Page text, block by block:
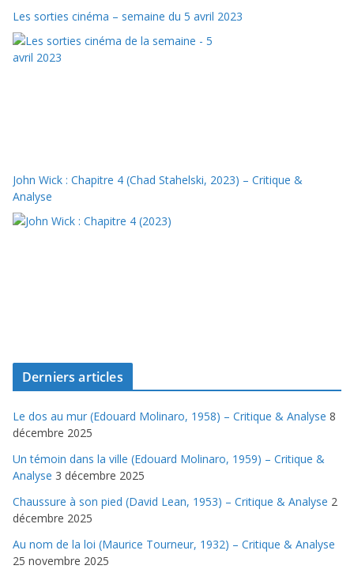
Les sorties cinéma – semaine du 5 avril 2023
John Wick : Chapitre 4 (Chad Stahelski, 2023) – Critique &
Analyse
Derniers articles
Le dos au mur (Edouard Molinaro, 1958) – Critique & Analyse 8
décembre 2025
Un témoin dans la ville (Edouard Molinaro, 1959) – Critique &
Analyse 3 décembre 2025
Chaussure à son pied (David Lean, 1953) – Critique & Analyse 2
décembre 2025
Au nom de la loi (Maurice Tourneur, 1932) – Critique & Analyse
25 novembre 2025